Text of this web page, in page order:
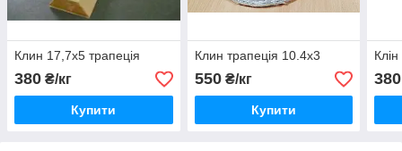
Клин 17,7х5 трапеція
380 ₴/кг
Купити
Клин трапеція 10.4х3
550₴/кг
Купити
380